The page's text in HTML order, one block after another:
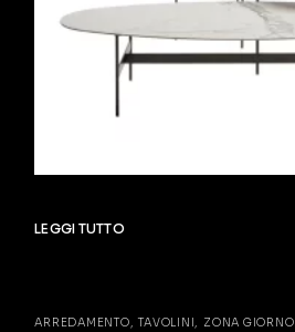
LEGGI TUTTO
ARREDAMENTO TAVOLINI ZONA GIORNO